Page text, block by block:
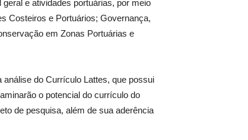
e atividades portuárias, por meio
Costeiros e Portuários; Governança,
em Zonas Portuárias e
do Currículo Lattes, que possui
o potencial do currículo do
de pesquisa, além de sua aderência